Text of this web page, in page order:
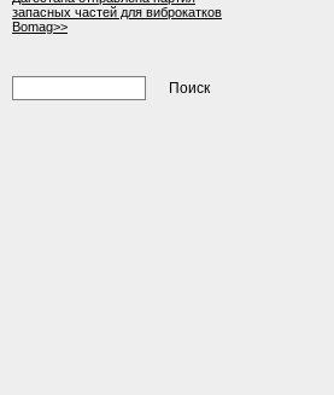
запасных частей для виброкатков
Bomag>>